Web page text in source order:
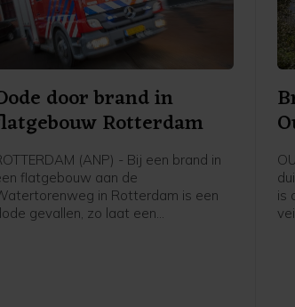
door brand in
Rotterdam
(ANP) - Bij een brand in
flatgebouw aan de
in Rotterdam is een
gevallen, zo laat een
is